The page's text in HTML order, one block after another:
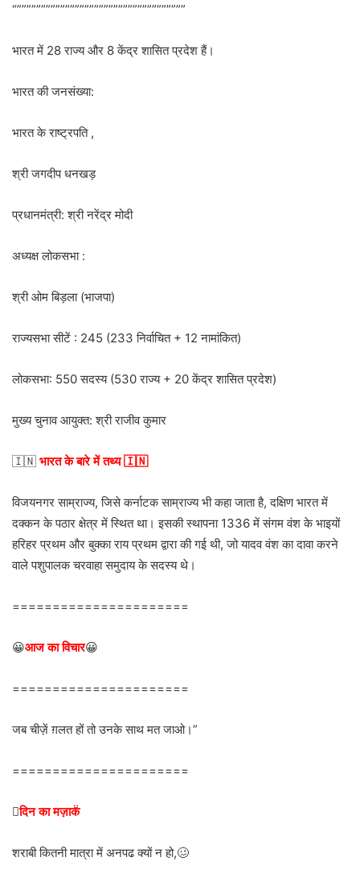
“”””””””””””””””””””””””””””””””””””
भारत में 28 राज्य और 8 केंद्र शासित प्रदेश हैं।
भारत की जनसंख्या:
भारत के राष्ट्रपति ,
श्री जगदीप धनखड़
प्रधानमंत्री: श्री नरेंद्र मोदी
अध्यक्ष लोकसभा :
श्री ओम बिड़ला (भाजपा)
राज्यसभा सीटें : 245 (233 निर्वाचित + 12 नामांकित)
लोकसभा: 550 सदस्य (530 राज्य + 20 केंद्र शासित प्रदेश)
मुख्य चुनाव आयुक्त: श्री राजीव कुमार
🇮🇳 भारत के बारे में तथ्य 🇮🇳
विजयनगर साम्राज्य, जिसे कर्नाटक साम्राज्य भी कहा जाता है, दक्षिण भारत में
दक्कन के पठार क्षेत्र में स्थित था। इसकी स्थापना 1336 में संगम वंश के भाइयों
हरिहर प्रथम और बुक्का राय प्रथम द्वारा की गई थी, जो यादव वंश का दावा करने
वाले पशुपालक चरवाहा समुदाय के सदस्य थे।
======================
😀आज का विचार😀
======================
जब चीज़ें ग़लत हों तो उनके साथ मत जाओ।”
======================
दिन का मज़ाक
शराबी कितनी मात्रा में अनपढ क्यों न हो,🥴